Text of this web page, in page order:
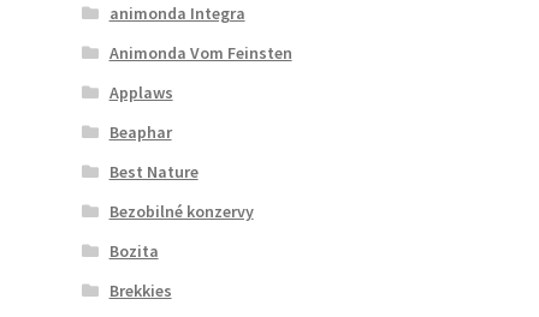
animonda Integra
Animonda Vom Feinsten
Applaws
Beaphar
Best Nature
Bezobilné konzervy
Bozita
Brekkies